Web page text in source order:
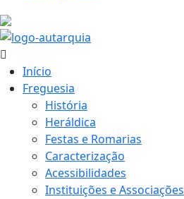
Início
Freguesia
História
Heráldica
Festas e Romarias
Caracterização
Acessibilidades
Instituições e Associações